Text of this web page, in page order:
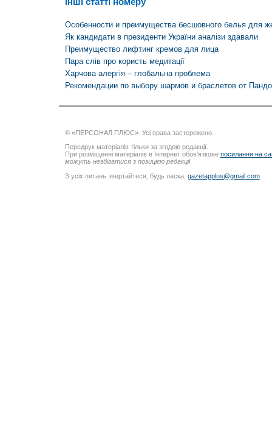
Особенности и преимущества бесшовного белья для
Як кандидати в президенти України аналізи здавали
Преимущество лифтинг кремов для лица
Пара слів про користь медитації
Харчова алергія – глобальна проблема
Рекомендации по выбору шармов и браслетов от
© «ПЕРСОНАЛ ПЛЮС». Усі права застережено.
Передрук матеріалів тільки за згодою редакції.
При розміщенні матеріалів в Інтернет обов’язкове посилання на
можуть незбігатися з позицією редакції
З усіх питань звертайтеся, будь ласка, gazetapplus@gmail.com